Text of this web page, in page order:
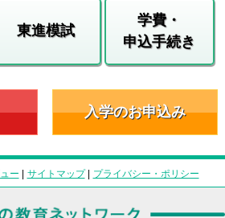
東進模試
学費・
申込手続き
入学のお申込み
ー | サイトマップ| プライバシー・ポリシー